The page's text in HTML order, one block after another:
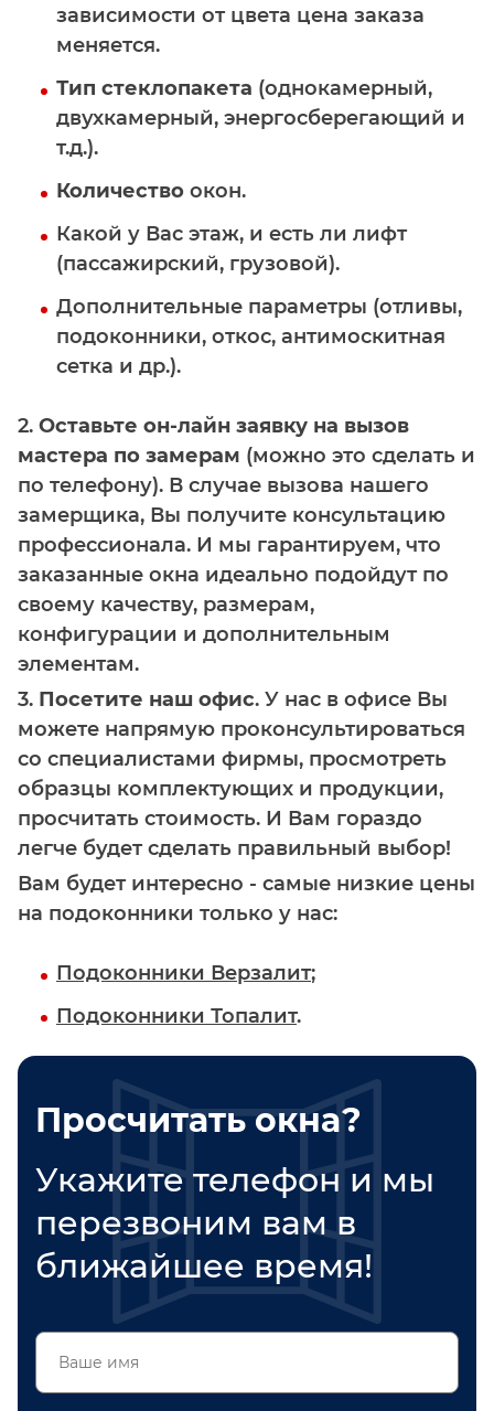
зависимости от цвета цена заказа
меняется.
Тип стеклопакета (однокамерный,
двухкамерный, энергосберегающий и
т.д.).
Количество окон.
Какой у Вас этаж, и есть ли лифт
(пассажирский, грузовой).
Дополнительные параметры (отливы,
подоконники, откос, антимоскитная
сетка и др.).
2. Оставьте он-лайн заявку на вызов
мастера по замерам (можно это сделать и
по телефону). В случае вызова нашего
замерщика, Вы получите консультацию
профессионала. И мы гарантируем, что
заказанные окна идеально подойдут по
своему качеству, размерам,
конфигурации и дополнительным
элементам.
3. Посетите наш офис. У нас в офисе Вы
можете напрямую проконсультироваться
со специалистами фирмы, просмотреть
образцы комплектующих и продукции,
просчитать стоимость. И Вам гораздо
легче будет сделать правильный выбор!
Вам будет интересно - самые низкие цены
на подоконники только у нас:
Подоконники Верзалит;
Подоконники Топалит.
Просчитать окна?
Укажите телефон и мы
перезвоним вам в
ближайшее время!